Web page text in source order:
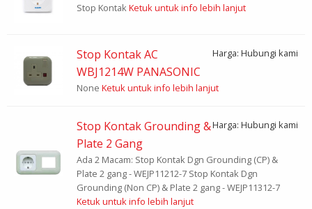
Stop KontakKetuk untuk info lebih lanjut
Stop Kontak AC
WBJ1214W PANASONIC
Harga: Hubungi kami
None Ketuk untuk info lebih lanjut
Stop Kontak Grounding &
Plate 2 Gang
Harga: Hubungi kami
Ada 2 Macam: Stop Kontak Dgn Grounding (CP) &
Plate 2 gang - WEJP11212-7 Stop Kontak Dgn
Grounding (Non CP) & Plate 2 gang - WEJP11312-7
Ketuk untuk info lebih lanjut